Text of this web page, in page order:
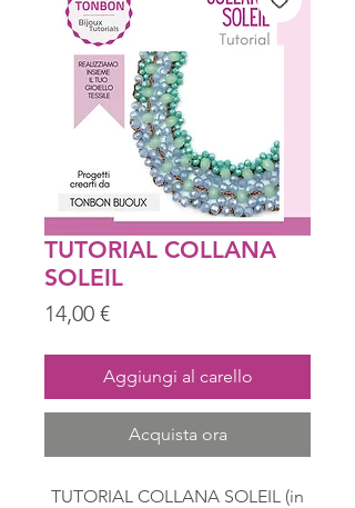
TUTORIAL COLLANA
SOLEIL
14,00 €Prezzo
Aggiungi al carello
Acquista ora
TUTORIAL COLLANA SOLEIL (in